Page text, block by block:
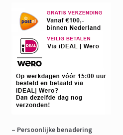
– Persoonlijke benadering